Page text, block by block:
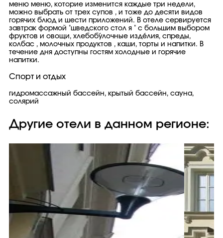
меню меню, которие изменится каждые три недели,
можно выбрать от трех супов , и тоже до десяти видов
горячих блюд и шести приложений. В отеле сервируется
завтрак формой "шведского стол я " с большим выбором
фруктов и овощи, хлебобу́лочные изде́лия, спреды,
колбас , молочных продуктов , каши, торты и напитки. В
течение дня доступны гостям холодные и горячие
напитки.
Спорт и отдых
гидромассажный бассейн, крытый бассейн, сауна,
солярий
Другие отели в данном регионе: